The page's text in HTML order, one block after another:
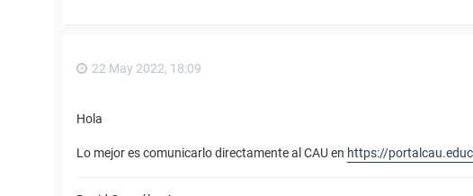
22 May 2022, 18:09
Hola
Lo mejor es comunicarlo directamente al CAU en https://